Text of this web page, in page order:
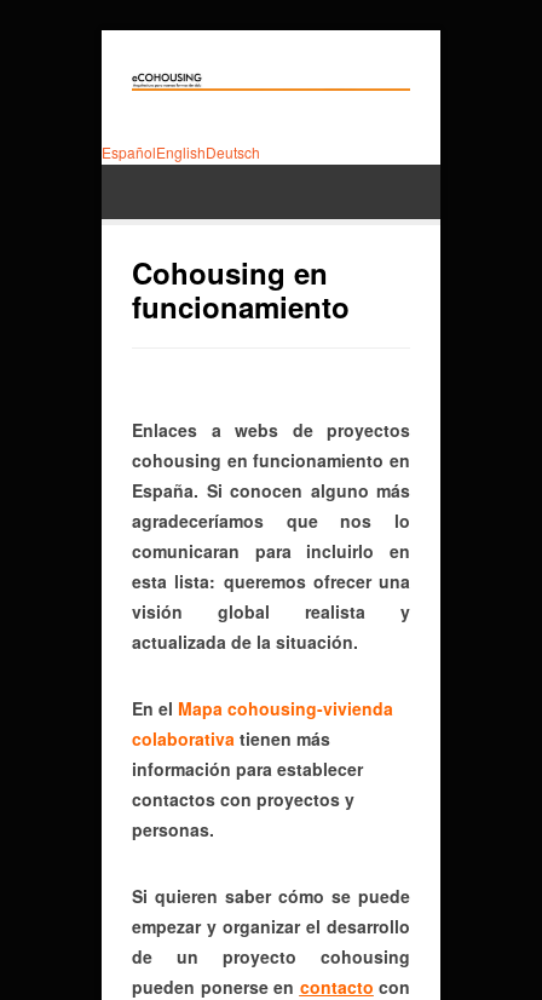
EspañolEnglishDeutsch
Cohousing en
funcionamiento
Enlaces a webs de proyectos
cohousing en funcionamiento en
España. Si conocen alguno más
agradeceríamos que nos lo
comunicaran para incluirlo en
esta lista: queremos ofrecer una
visión global realista y
actualizada de la situación.
En el Mapa cohousing-vivienda
colaborativa tienen más
información para establecer
contactos con proyectos y
personas.
Si quieren saber cómo se puede
empezar y organizar el desarrollo
de un proyecto cohousing
pueden ponerse en contacto con